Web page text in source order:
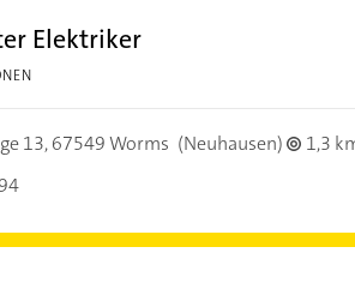
Elektriker
13,67549 Worms (Neuhausen)
1,3